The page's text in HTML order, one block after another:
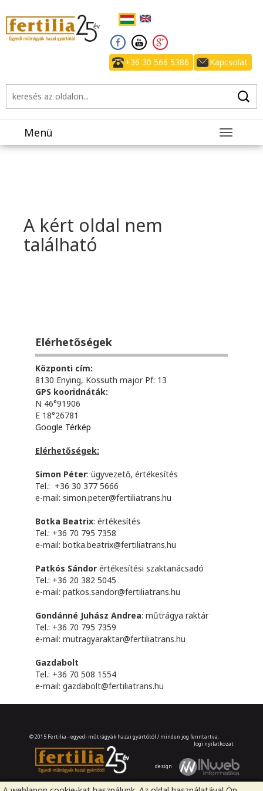
+36 30 566 5386 Kapcsolat
Toggle
Menü
A kért oldal nem
található
Elérhetőségek
Központi cím:
8130 Enying, Kossuth major Pf: 13
GPS kooridnáták:
N 46°91906
E 18°26781
Google Térkép
Elérhetőségek:
Simon Péter: ügyvezető, értékesítés
Tel.: +36 30 377 5666
e-mail: simon.peter@fertiliatrans.hu
Botka Beatrix: értékesítés
Tel.: +36 70 795 7358
e-mail: botka.beatrix@fertiliatrans.hu
Patkós Sándor értékesítési szaktanácsadó
Tel.: +36 20 382 5045
e-mail: patkos.sandor@fertiliatrans.hu
Gondánné Juhász Andrea: műtrágya raktár
Tel.: +36 70 795 7359
e-mail: mutragyaraktar@fertiliatrans.hu
Gazdabolt
Tel.: +36 70 508 1554
e-mail: gazdabolt@fertiliatrans.hu
© 2015 Fertilia - egyedi műtrágyák hazai gyártótól / minden jog fenntartva.
Jogi nyilatkozat
design